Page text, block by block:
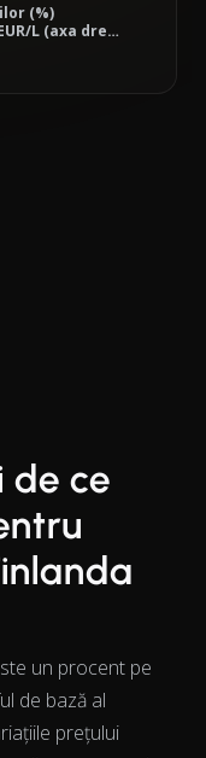
(%)
L (axa dre…
de ce
un procent pe
de bază al
prețului